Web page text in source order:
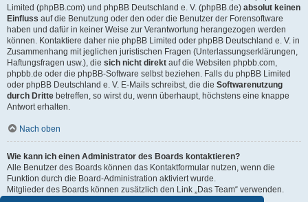
Limited (phpBB.com) und phpBB Deutschland e. V. (phpBB.de) absolut keinen
Einfluss auf die Benutzung oder den oder die Benutzer der Forensoftware
haben und dafür in keiner Weise zur Verantwortung herangezogen werden
können. Kontaktiere daher nie phpBB Limited oder phpBB Deutschland e. V. in
Zusammenhang mit jeglichen juristischen Fragen (Unterlassungserklärungen,
Haftungsfragen usw.), die sich nicht direkt auf die Websiten phpbb.com,
phpbb.de oder die phpBB-Software selbst beziehen. Falls du phpBB Limited
oder phpBB Deutschland e. V. E-Mails schreibst, die die Softwarenutzung
durch Dritte betreffen, so wirst du, wenn überhaupt, höchstens eine knappe
Antwort erhalten.
Nach oben
Wie kann ich einen Administrator des Boards kontaktieren?
Alle Benutzer des Boards können das Kontaktformular nutzen, wenn die
Funktion durch die Board-Administration aktiviert wurde.
Mitglieder des Boards können zusätzlich den Link „Das Team“ verwenden.